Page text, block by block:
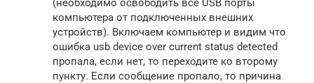
компьютера от подключенных внешних
устройств). Включаем компьютер и видим что
ошибка usb device over current status detected
пропала, если нет, то переходите ко второму
пункту. Если сообщение пропало, то причина